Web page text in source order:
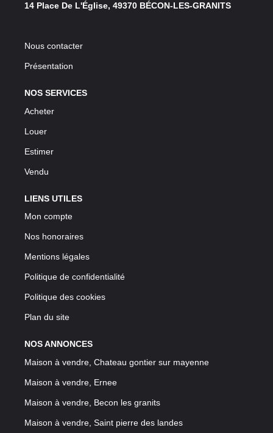
14 Place De L'Église, 49370 BÉCON-LES-GRANITS
Nous contacter
Présentation
NOS SERVICES
Acheter
Louer
Estimer
Vendu
LIENS UTILES
Mon compte
Nos honoraires
Mentions légales
Politique de confidentialité
Politique des cookies
Plan du site
NOS ANNONCES
Maison à vendre, Chateau gontier sur mayenne
Maison à vendre, Ernee
Maison à vendre, Becon les granits
Maison à vendre, Saint pierre des landes